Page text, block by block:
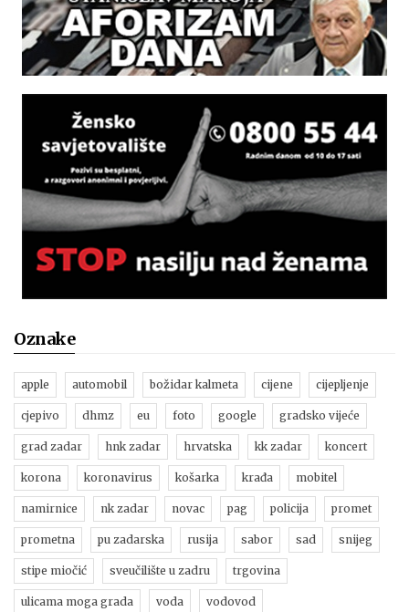
Oznake
apple automobil božidar kalmeta cijene cijepljenje
cjepivo dhmz eu foto google gradsko vijeće
grad zadar hnk zadar hrvatska kk zadar koncert
korona koronavirus košarka krađa mobitel
namirnice nk zadar novac pag policija promet
prometna pu zadarska rusija sabor sad snijeg
stipe miočić sveučilište u zadru trgovina
ulicama moga grada voda vodovod